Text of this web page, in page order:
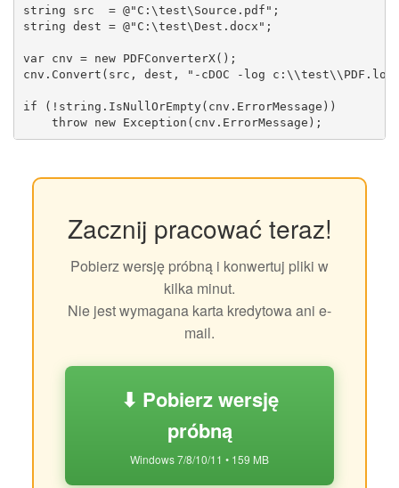
string src  = @"C:\test\Source.pdf";
string dest = @"C:\test\Dest.docx";
var cnv = new PDFConverterX();
cnv.Convert(src, dest, "-cDOC -log
if (!string.IsNullOrEmpty(cnv.ErrorMessage))
Zacznij pracować teraz!
Pobierz wersję próbną i konwertuj pliki w
kilka minut.
Nie jest wymagana karta kredytowa ani e-
mail.
⬇ Pobierz wersję
próbną
Windows 7/8/10/11 • 159 MB